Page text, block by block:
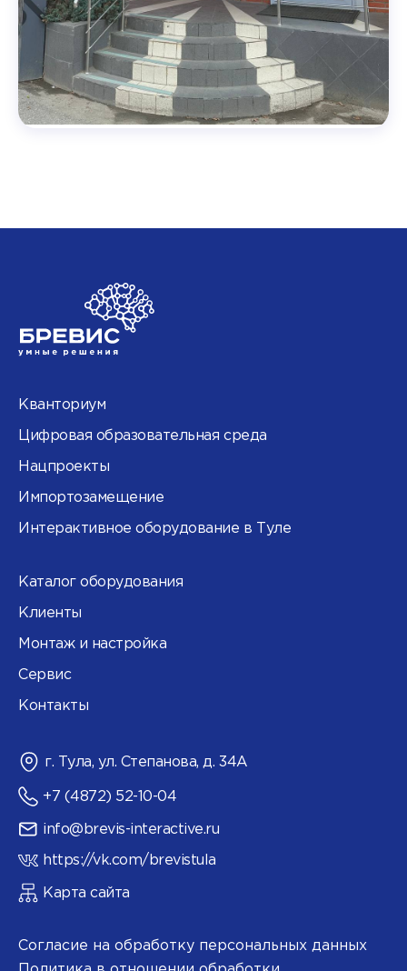
Кванториум
Цифровая образовательная среда
Нацпроекты
Импортозамещение
Интерактивное оборудование в Туле
Каталог оборудования
Клиенты
Монтаж и настройка
Сервис
Контакты
г. Тула, ул. Степанова, д. 34А
+7 (4872) 52-10-04
info@brevis-interactive.ru
https://vk.com/brevistula
Карта сайта
Согласие на обработку персональных данных